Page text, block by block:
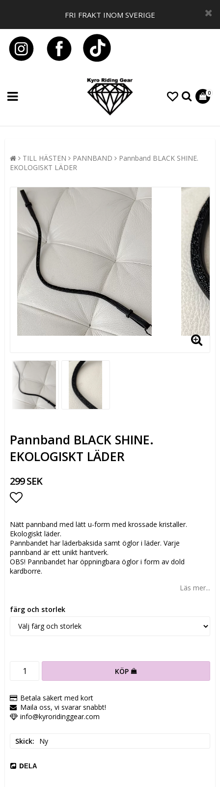
FRI FRAKT INOM SVERIGE
0
TILL HÄSTEN PANNBAND
Pannband BLACK SHINE.
EKOLOGISKT LÄDER
Pannband BLACK SHINE.
EKOLOGISKT LÄDER
299 SEK
Nätt pannband med lätt u-form med krossade kristaller.
Ekologiskt läder.
Pannbandet har läderbaksida samt öglor i läder. Varje
pannband är ett unikt hantverk.
OBS! Pannbandet har öppningbara öglor i form av dold
kardborre.
Läs mer...
färg och storlek
KÖP
Betala säkert med kort
Maila oss, vi svarar snabbt!
info@kyroridinggear.com
Skick Ny
DELA